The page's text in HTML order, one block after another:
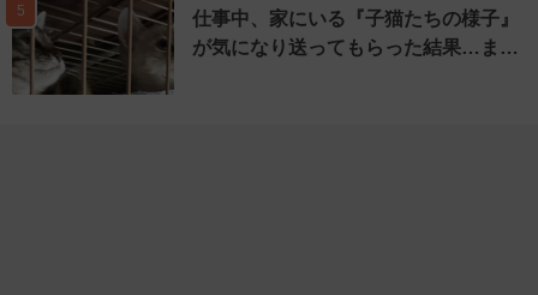
5
仕事中、家にいる『子猫たちの様子』
が気になり送ってもらった結果…ま…